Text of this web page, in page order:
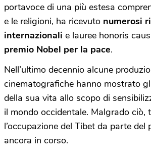
portavoce di una più estesa
e le religioni, ha ricevuto numerosi
internazionali e lauree honoris
premio Nobel per la pace.
Nell’ultimo decennio alcune
cinematografiche hanno mostrato
della sua vita allo scopo di
il mondo occidentale. Malgrado ciò,
l’occupazione del Tibet da parte del
ancora in corso.